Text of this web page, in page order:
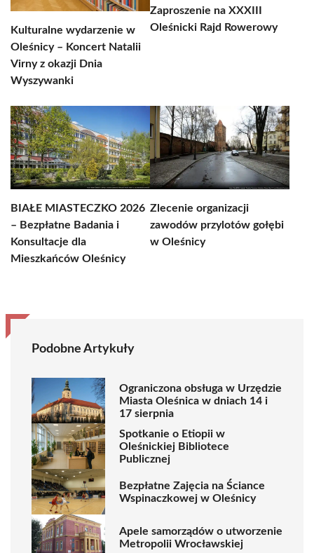
Kulturalne wydarzenie w
Oleśnicy – Koncert Natalii
Virny z okazji Dnia
Wyszywanki
Zaproszenie na XXXIII
Oleśnicki Rajd Rowerowy
BIAŁE MIASTECZKO 2026
– Bezpłatne Badania i
Konsultacje dla
Mieszkańców Oleśnicy
Zlecenie organizacji
zawodów przylotów gołębi
w Oleśnicy
Podobne Artykuły
Ograniczona obsługa w Urzędzie
Miasta Oleśnica w dniach 14 i
17 sierpnia
Spotkanie o Etiopii w
Oleśnickiej Bibliotece
Publicznej
Bezpłatne Zajęcia na Ściance
Wspinaczkowej w Oleśnicy
Apele samorządów o utworzenie
Metropolii Wrocławskiej